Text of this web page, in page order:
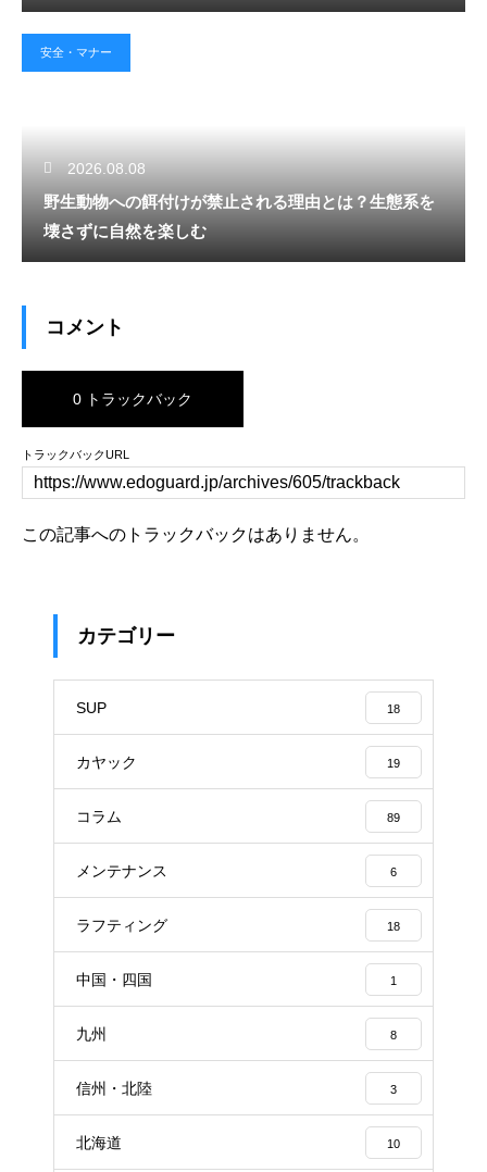
安全・マナー
2026.08.08
野生動物への餌付けが禁止される理由とは？生態系を
壊さずに自然を楽しむ
コメント
0 トラックバック
トラックバックURL
この記事へのトラックバックはありません。
カテゴリー
SUP 18
カヤック 19
コラム 89
メンテナンス 6
ラフティング 18
中国・四国 1
九州 8
信州・北陸 3
北海道 10